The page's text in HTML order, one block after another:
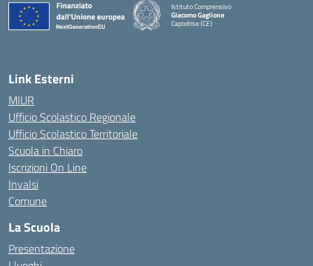
Istituto Comprensivo
Giacomo Gaglione
Capodrise (CE)
— Visita la pagina iniziale della scuola
Link Esterni
MIUR
Ufficio Scolastico Regionale
Ufficio Scolastico Territoriale
Scuola in Chiaro
Iscrizioni On Line
Invalsi
Comune
La Scuola
Presentazione